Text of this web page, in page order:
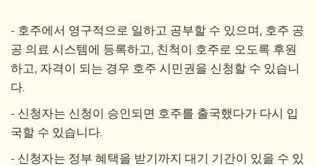
- 호주에서 영구적으로 일하고 공부할 수 있으며, 호주 공
공 의료 시스템에 등록하고, 친척이 호주로 오도록 후원
하고, 자격이 되는 경우 호주 시민권을 신청할 수 있습니
다.
- 신청자는 신청이 승인되면 호주를 출국했다가 다시 입
국할 수 있습니다.
- 신청자는 정부 혜택을 받기까지 대기 기간이 있을 수 있